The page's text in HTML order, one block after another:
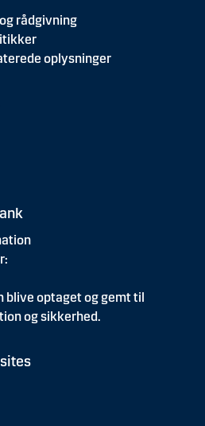
rådgivning
oplysninger
blive optaget og gemt til
og sikkerhed.